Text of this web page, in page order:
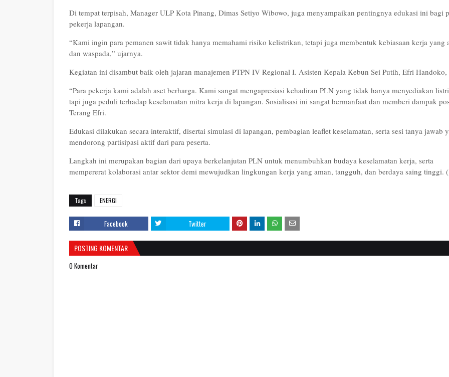
Di tempat terpisah, Manager ULP Kota Pinang, Dimas Setiyo Wibowo, juga menyampaikan pentingnya edukasi ini bagi
pekerja lapangan.
“Kami ingin para pemanen sawit tidak hanya memahami risiko kelistrikan, tetapi juga membentuk kebiasaan kerja yang
dan waspada,” ujarnya.
Kegiatan ini disambut baik oleh jajaran manajemen PTPN IV Regional I. Asisten Kepala Kebun Sei Putih, Efri Handoko,
“Para pekerja kami adalah aset berharga. Kami sangat mengapresiasi kehadiran PLN yang tidak hanya menyediakan
tapi juga peduli terhadap keselamatan mitra kerja di lapangan. Sosialisasi ini sangat bermanfaat dan memberi dampak
Terang Efri.
Edukasi dilakukan secara interaktif, disertai simulasi di lapangan, pembagian leaflet keselamatan, serta sesi tanya jawab
mendorong partisipasi aktif dari para peserta.
Langkah ini merupakan bagian dari upaya berkelanjutan PLN untuk menumbuhkan budaya keselamatan kerja, serta
mempererat kolaborasi antar sektor demi mewujudkan lingkungan kerja yang aman, tangguh, dan berdaya saing tinggi.
Tags ENERGI
Facebook Twitter
POSTING KOMENTAR
0 Komentar